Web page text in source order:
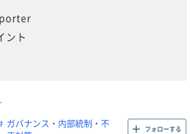
ント
ガバナンス・内部統制・不
フォローする